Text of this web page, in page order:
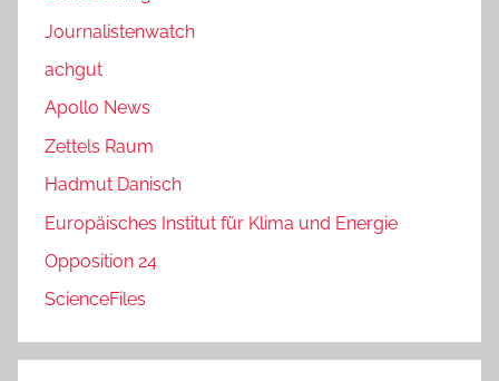
Journalistenwatch
achgut
Apollo News
Zettels Raum
Hadmut Danisch
Europäisches Institut für Klima und Energie
Opposition 24
ScienceFiles